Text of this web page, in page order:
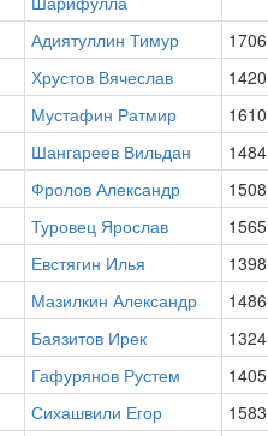
Адиятуллин Тимур 1706
Хрустов Вячеслав 1420
Мустафин Ратмир 1610
Шангареев Вильдан 1484
Фролов Александр 1508
Туровец Ярослав 1565
Евстягин Илья 1398
Мазилкин Александр 1486
Баязитов Ирек 1324
Гафурянов Рустем 1405
Сихашвили Егор 1583